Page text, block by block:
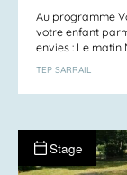
Au programme
votre enfant
envies : Le matin
TEP SARRAIL
Stage